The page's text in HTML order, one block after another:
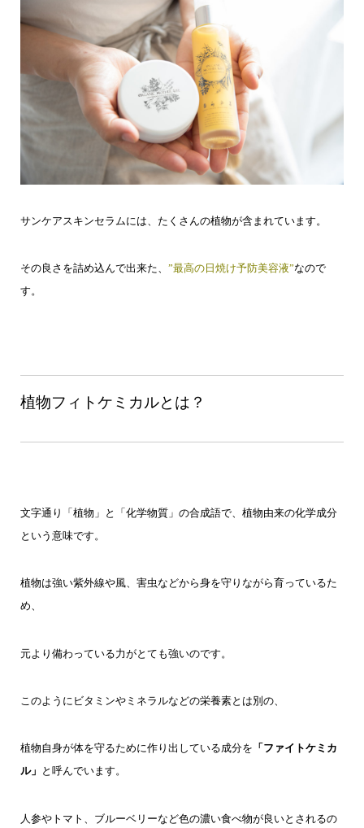
サンケアスキンセラムには、たくさんの植物が含まれています。
その良さを詰め込んで出来た、 ”最高の日焼け予防美容液”なので
す。
植物フィトケミカルとは？
文字通り「植物」と「化学物質」の合成語で、植物由来の化学成分
という意味です。
植物は強い紫外線や風、害虫などから身を守りながら育っているた
め、
元より備わっている力がとても強いのです。
このようにビタミンやミネラルなどの栄養素とは別の、
植物自身が体を守るために作り出している成分を 「ファイトケミカ
ル」 と呼んでいます。
人参やトマト、ブルーベリーなど色の濃い食べ物が良いとされるの